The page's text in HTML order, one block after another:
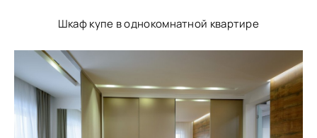
Шкаф купе в однокомнатной квартире